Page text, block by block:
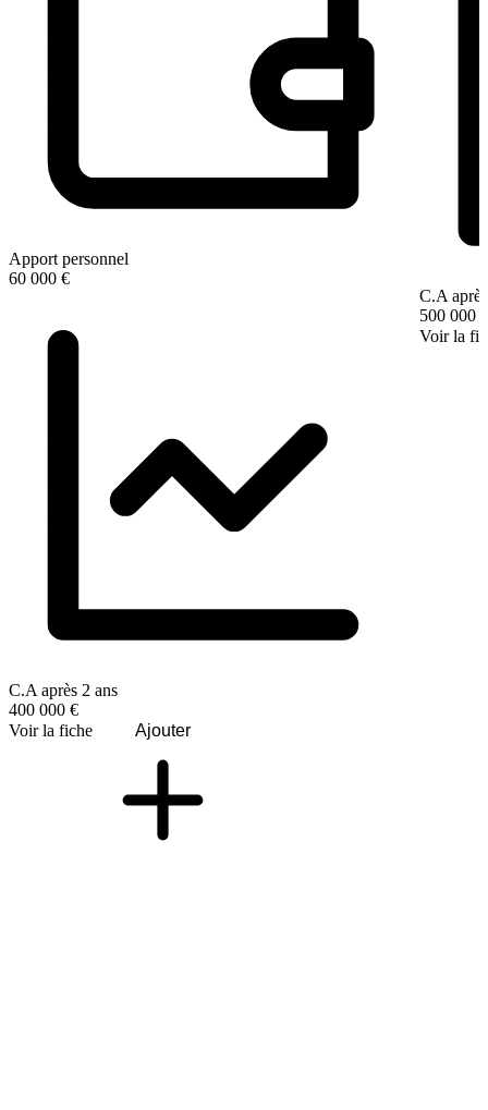
Apport personnel
60 000 €
C.A après 2 ans
400 000 €
Voir la fiche
Ajouter
C.A
500 000 €
Voir la